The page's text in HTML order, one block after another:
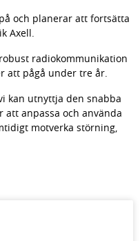
och planerar att fortsätta
Axell.
radiokommunikation
att pågå under tre år.
kan utnyttja den snabba
anpassa och använda
motverka störning,